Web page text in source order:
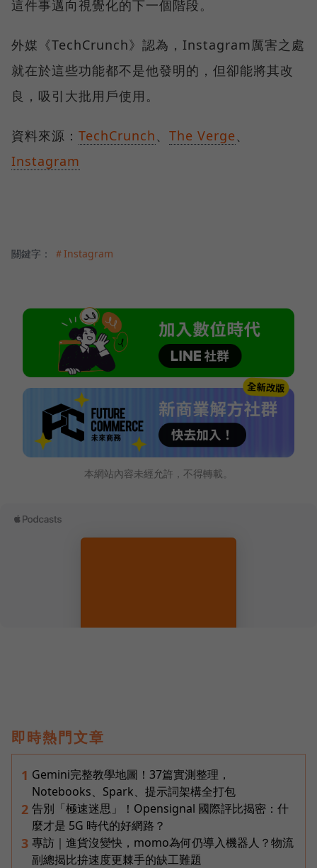
這件事邁向視覺化的下一個階段。
外媒《TechCrunch》認為，Instagram厲害之處
就在於這些功能都不是他發明的，但卻能將其改
良，吸引大批用戶使用。
資料來源： TechCrunch、 The Verge、
Instagram
關鍵字： ＃Instagram
本網站內容未經允許，不得轉載。
即時熱門文章
1 Gemini完整教學地圖！37篇實測整理，
Notebooks、Spark、提示詞架構全打包
2 告別「極速迷思」！Opensignal 國際評比揭密：什
麼才是 5G 時代的好網路？
3 專訪｜進貨沒變快，momo為何仍導入機器人？物流
副總揭比拚速度更棘手的缺工難題